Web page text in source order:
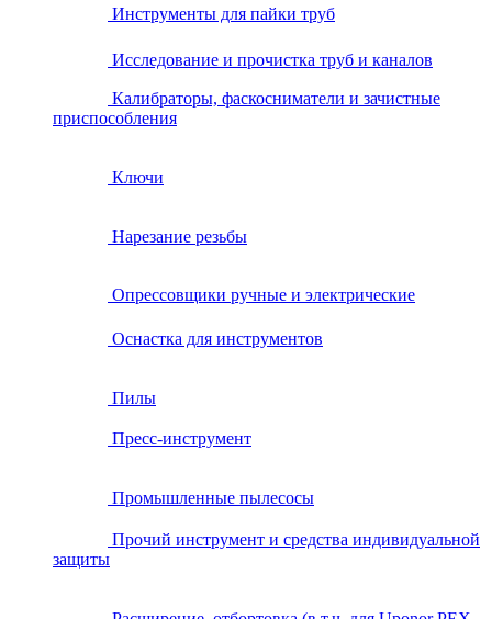
Инструменты для пайки труб
Исследование и прочистка труб и каналов
Калибраторы, фаскосниматели и зачистные
приспособления
Ключи
Нарезание резьбы
Опрессовщики ручные и электрические
Оснастка для инструментов
Пилы
Пресс-инструмент
Промышленные пылесосы
Прочий инструмент и средства индивидуальной
защиты